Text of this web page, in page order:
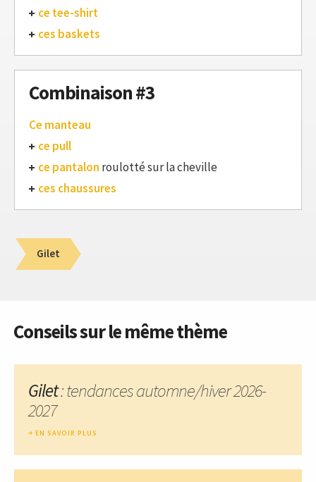
ce tee-shirt
ces baskets
Combinaison #3
Ce manteau
ce pull
ce pantalon roulotté sur la cheville
ces chaussures
Gilet
Conseils sur le même thème
Gilet: tendances automne/hiver 2026-
2027
EN SAVOIR PLUS